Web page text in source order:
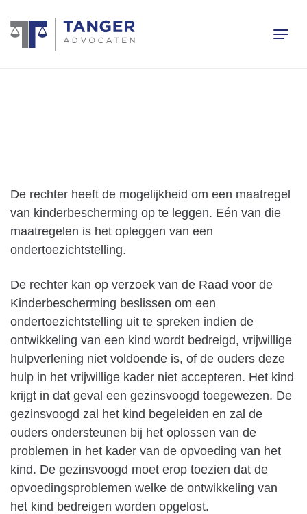
De rechter heeft de mogelijkheid om een maatregel
van kinderbescherming op te leggen. Eén van die
maatregelen is het opleggen van een
ondertoezichtstelling.
De rechter kan op verzoek van de Raad voor de
Kinderbescherming beslissen om een
ondertoezichtstelling uit te spreken indien de
ontwikkeling van een kind wordt bedreigd, vrijwillige
hulpverlening niet voldoende is, of de ouders deze
hulp in het vrijwillige kader niet accepteren. Het kind
krijgt in dat geval een gezinsvoogd toegewezen. De
gezinsvoogd zal het kind begeleiden en zal de
ouders ondersteunen bij het oplossen van de
problemen in het kader van de opvoeding van het
kind. De gezinsvoogd moet erop toezien dat de
opvoedingsproblemen welke de ontwikkeling van
het kind bedreigen worden opgelost.